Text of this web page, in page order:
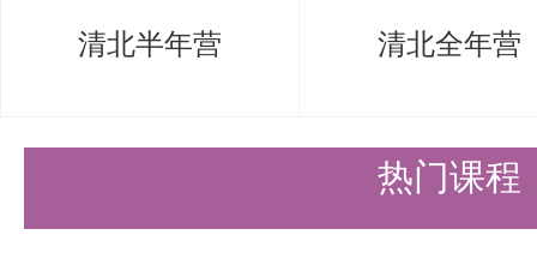
果、提升解题能力的重要工具。
内容涵盖了《控制工程基础》（
清北半年营 清北全年营
热门课程